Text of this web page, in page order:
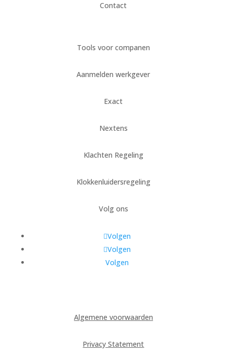
Contact
Tools voor companen
Aanmelden werkgever
Exact
Nextens
Klachten Regeling
Klokkenluidersregeling
Volg ons
Volgen
Volgen
Volgen
Algemene voorwaarden
Privacy Statement